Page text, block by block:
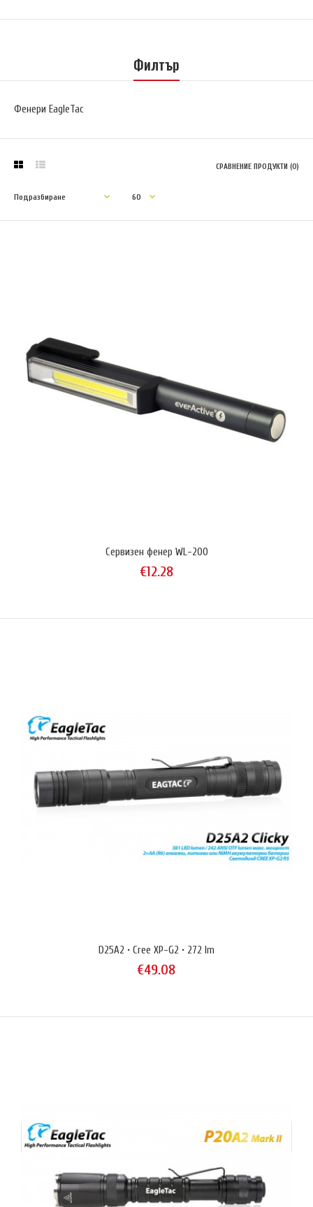
Филтър
Фенери EagleTac
СРАВНЕНИЕ ПРОДУКТИ (0)
Сервизен фенер WL-200
т.н. За разлика от обикновените светодиодни фенери, които
фокусират светлината от точковия източник в кръгло петно,
everActive WL-200 използва специален LED COB (Chip on Board)
емитер с продълговата форма и 16 сегмента, който създава о..
€49.08
Сервизен фенер WL-200
€12.28
D25A2 • Cree XP-G2 • 272 lm
€49.08